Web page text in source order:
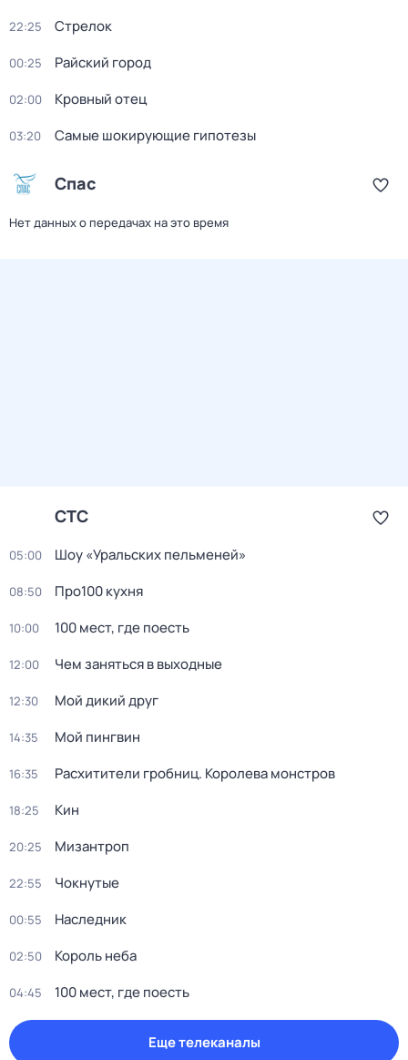
22:25 Стрелок
00:25 Райский город
02:00 Кровный отец
03:20 Самые шoкиpующие гипотезы
Спас
Нет данных о передачах на это время
СТС
05:00 Шоу «Уральских пельменей»
08:50 Про100 кухня
10:00 100 мест, где поесть
12:00 Чем заняться в выходные
12:30 Мой дикий друг
14:35 Мой пингвин
16:35 Расхитители гробниц. Королева монстров
18:25 Кин
20:25 Мизантроп
22:55 Чокнутые
00:55 Наследник
02:50 Король неба
04:45 100 мест, где поесть
Еще телеканалы